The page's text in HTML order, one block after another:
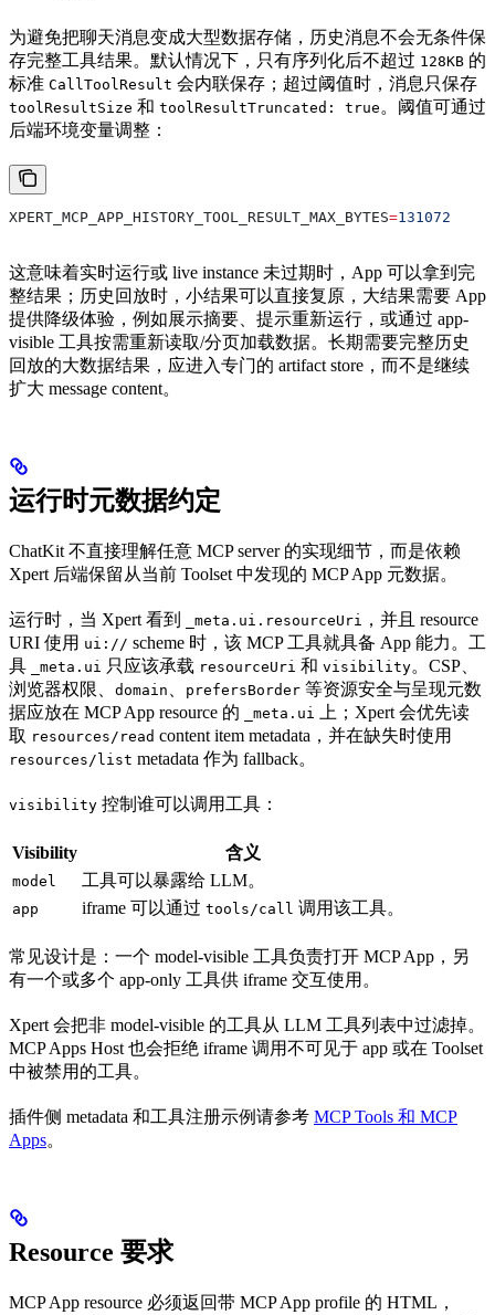
为避免把聊天消息变成大型数据存储，历史消息不会无条件保
存完整工具结果。默认情况下，只有序列化后不超过 128KB 的
标准 CallToolResult 会内联保存；超过阈值时，消息只保存
toolResultSize 和 toolResultTruncated: true 。阈值可通过
后端环境变量调整：
XPERT_MCP_APP_HISTORY_TOOL_RESULT_MAX_BYTES=131072
这意味着实时运行或 live instance 未过期时，App 可以拿到完
整结果；历史回放时，小结果可以直接复原，大结果需要 App
提供降级体验，例如展示摘要、提示重新运行，或通过 app-
visible 工具按需重新读取/分页加载数据。长期需要完整历史
回放的大数据结果，应进入专门的 artifact store，而不是继续
扩大 message content。
运行时元数据约定
ChatKit 不直接理解任意 MCP server 的实现细节，而是依赖
Xpert 后端保留从当前 Toolset 中发现的 MCP App 元数据。
运行时，当 Xpert 看到 _meta.ui.resourceUri ，并且 resource
URI 使用 ui:// scheme 时，该 MCP 工具就具备 App 能力。工
具
_meta.ui 只应该承载 resourceUri 和 visibility。CSP、
浏览器权限、 domain prefersBorder 等资源安全与呈现元数
据应放在 MCP App resource 的
_meta.ui
上；Xpert 会优先读
取 resources/read content item metadata，并在缺失时使用
resources/list metadata 作为 fallback。
visibility 控制谁可以调用工具：
Visibility 含义
model 工具可以暴露给 LLM。
app iframe 可以通过 tools/call 调用该工具。
常见设计是：一个 model-visible 工具负责打开 MCP App，另
有一个或多个 app-only 工具供 iframe 交互使用。
Xpert 会把非 model-visible 的工具从 LLM 工具列表中过滤掉。
MCP Apps Host 也会拒绝 iframe 调用不可见于 app 或在 Toolset
中被禁用的工具。
插件侧 metadata 和工具注册示例请参考 MCP Tools 和 MCP
Apps。
Resource 要求
MCP App resource 必须返回带 MCP App profile 的 HTML，